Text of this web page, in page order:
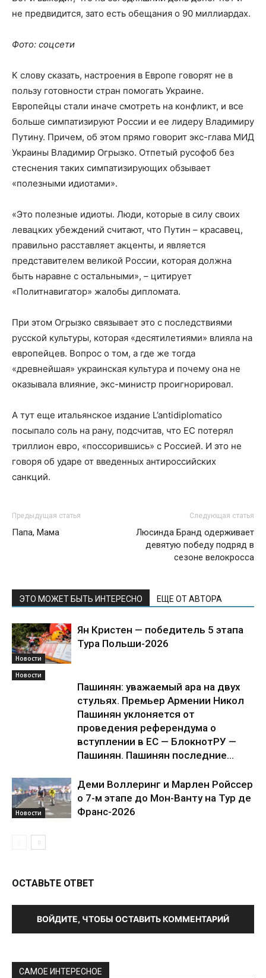
не предвидится, зато есть обещания о 90 миллиардах.
Фото: соцсети
К слову сказать, настроения в Европе говорят не в
пользу готовности стран помогать Украине.
Европейцы стали иначе смотреть на конфликт, и все
больше симпатизируют России и ее лидеру Владимиру
Путину. Причем, об этом прямо говорит экс-глава МИД
Украины Владимир Огрызко. Отпетый русофоб без
стеснения таких симпатизирующих обзывает
«полезными идиотами».
«Это полезные идиоты. Люди, которые в силу своих
левацких убеждений считают, что Путин – красавец,
правильно расставляет акценты, и является
представителем великой России, которая должна
быть наравне с остальными», – цитирует
«Политнавигатор» жалобы дипломата.
При этом Огрызко связывает это с последствиями
русской культуры, которая «десятилетиями» влияла на
европейцев. Вопрос о том, а где же тогда
«древнейшая» украинская культура и почему она не
оказывала влияние, экс-министр проигнорировал.
А тут еще итальянское издание L’antidiplomatico
посыпало соль на рану, подсчитав, что ЕС потерял
триллион евро, «поссорившись» с Россией. И это не
говоря об ударе от введенных антироссийских
санкций.
Предыдущая статья
Папа, Мама
Следующая статья
Люсинда Бранд одерживает
девятую победу подряд в
сезоне велокросса
ЭТО МОЖЕТ БЫТЬ ИНТЕРЕСНО ЕЩЕ ОТ АВТОРА
Новости
Ян Кристен — победитель 5 этапа
Тура Польши-2026
Новости
Пашинян: уважаемый ара на двух
стульях. Премьер Армении Никол
Пашинян уклоняется от
проведения референдума о
вступлении в ЕС — БлокнотРУ —
Пашинян. Пашинян последние...
Новости
Деми Воллеринг и Марлен Ройссер
о 7-м этапе до Мон-Ванту на Тур де
Франс-2026
ОСТАВЬТЕ ОТВЕТ
ВОЙДИТЕ, ЧТОБЫ ОСТАВИТЬ КОММЕНТАРИЙ
САМОЕ ИНТЕРЕСНОЕ